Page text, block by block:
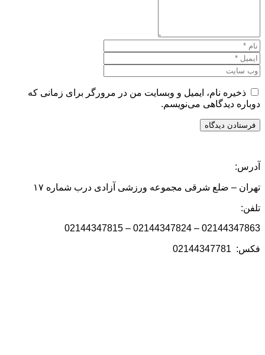
ذخیره نام، ایمیل و وبسایت من در مرورگر برای زمانی که
دوباره دیدگاهی می‌نویسم.
آدرس:
تهران – ضلع شرقی مجموعه ورزشی آزادی درب شماره ۱۷
تلفن:
02144347863 – 02144347824 – 02144347815
فکس: 02144347781